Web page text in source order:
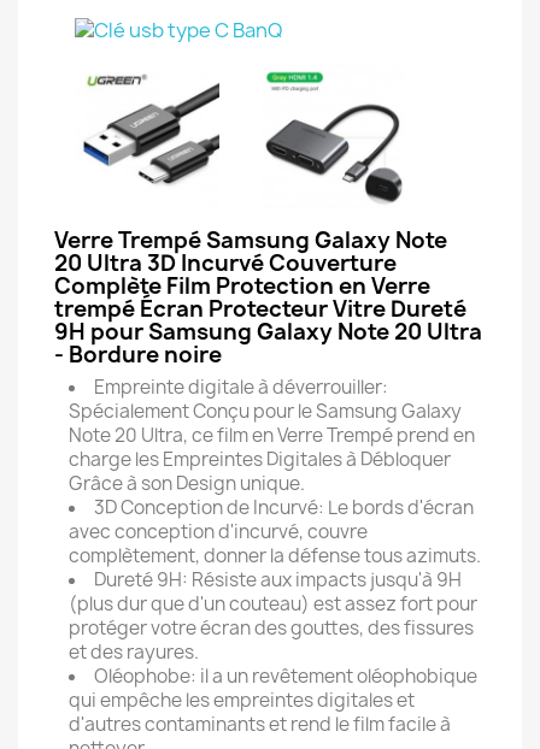
Verre Trempé Samsung Galaxy Note
20 Ultra 3D Incurvé Couverture
Complète Film Protection en Verre
trempé Écran Protecteur Vitre Dureté
9H pour Samsung Galaxy Note 20 Ultra
- Bordure noire
Empreinte digitale à déverrouiller:
Spécialement Conçu pour le Samsung Galaxy
Note 20 Ultra, ce film en Verre Trempé prend en
charge les Empreintes Digitales à Débloquer
Grâce à son Design unique.
3D Conception de Incurvé: Le bords d'écran
avec conception d'incurvé, couvre
complètement, donner la défense tous azimuts.
Dureté 9H: Résiste aux impacts jusqu'à 9H
(plus dur que d'un couteau) est assez fort pour
protéger votre écran des gouttes, des fissures
et des rayures.
Oléophobe: il a un revêtement oléophobique
qui empêche les empreintes digitales et
d'autres contaminants et rend le film facile à